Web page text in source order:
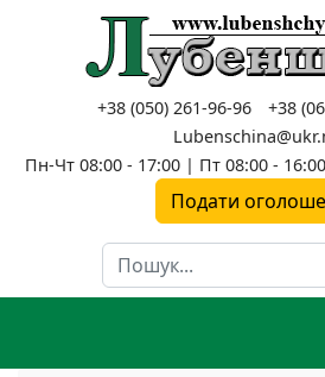
+38 (050) 261-96-96
+38
Пн-Чт 08:00 - 17:00 | Пт 08:00 -
Подати
Пошук